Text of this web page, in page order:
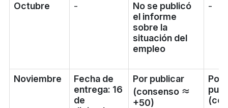
Octubre -
No se publicó
el informe
sobre la
situación del
empleo
-
Noviembre
Fecha de
entrega: 16
de
Por publicar
(consenso ≈
+50)
Por